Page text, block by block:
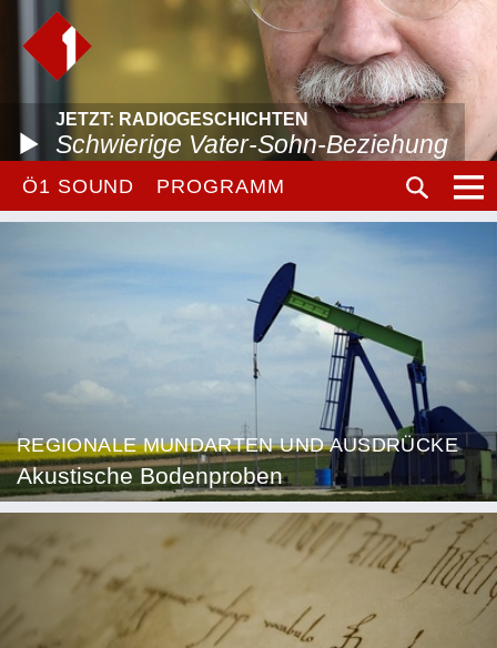
JETZT: RADIOGESCHICHTEN
Schwierige Vater-Sohn-Beziehung
Ö1 SOUND PROGRAMM
REGIONALE MUNDARTEN UND AUSDRÜCKE
Akustische Bodenproben